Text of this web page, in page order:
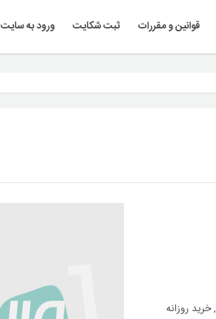
قوانین و مقررات ثبت شکایت ورود به سایت
,خرید روزانه